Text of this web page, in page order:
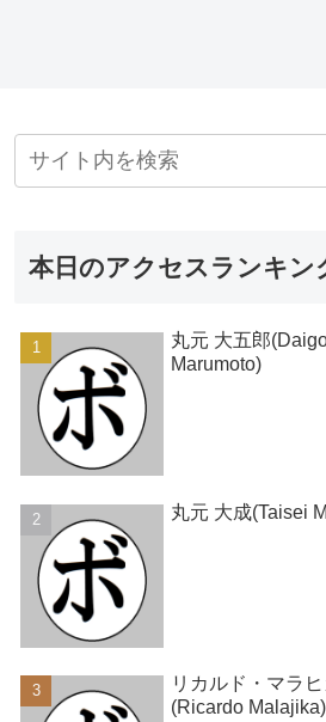
本日のアクセスランキン
丸元 大五郎
Marumoto)
丸元 大成(Taisei
リカルド・マラヒ
(Ricardo Malajika)